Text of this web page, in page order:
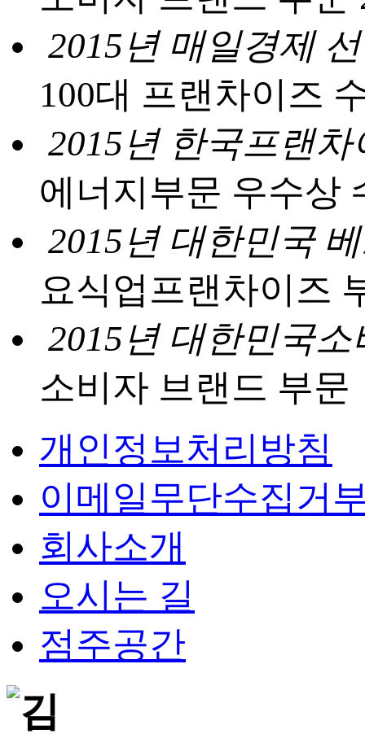
2015년 매일경제
100대 프랜차이즈
2015년 한국프랜차
에너지부문 우수상
2015년 대한민국
요식업프랜차이즈
2015년 대한민국
소비자 브랜드 부문
개인정보처리방침
이메일무단수집거
회사소개
오시는 길
점주공간